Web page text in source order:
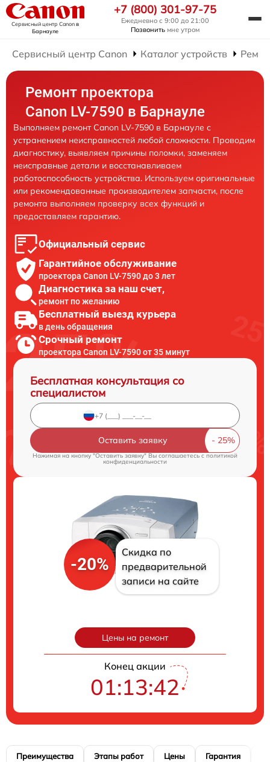
Сервисный центр Canonв
Барнауле
+7 (800) 301-97-75
Ежедневно с 9:00 до 21:00
Позвонить мне утром
Сервисный центр Canon Каталог устройств
Ремонт проектора
Canon LV-7590 в Барнауле
Выполняем ремонт Canon LV-7590 в Барнауле с
устранением неисправностей любой сложности. Проводим
диагностику, выявляем причины поломки, заменяем
неисправные детали и восстанавливаем
работоспособность устройства. Используем оригинальные
или рекомендованные производителем запчасти, после
ремонта выполняем проверку всех функций и
предоставляем гарантию.
Официальный сервис
Гарантийное обслуживание
проектора Canon LV-7590 до 3 лет
Диагностика за наш счет,
ремонт по желанию
Бесплатный выезд курьера
в день обращения
Срочный ремонт
проектора Canon LV-7590 от 35 минут
Бесплатная консультация со
специалистом
Оставить заявку
Нажимая на кнопку "Оставить заявку" Вы соглашаетесь cполитикой
конфиденциальности
-20%
Скидка по
предварительной
записи на сайте
Цены на ремонт
Конец акции
01:13:41
Преимущества Этапы работ Цены Гарантия